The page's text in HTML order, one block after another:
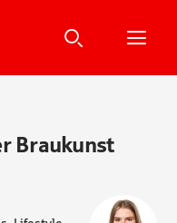
Suche
Suche
Braukunst